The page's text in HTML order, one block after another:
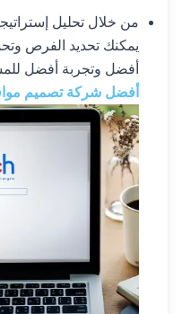
يمكنك تحديد الفرص
أفضل وتجربة أفضل
أفضل شركة تصميم